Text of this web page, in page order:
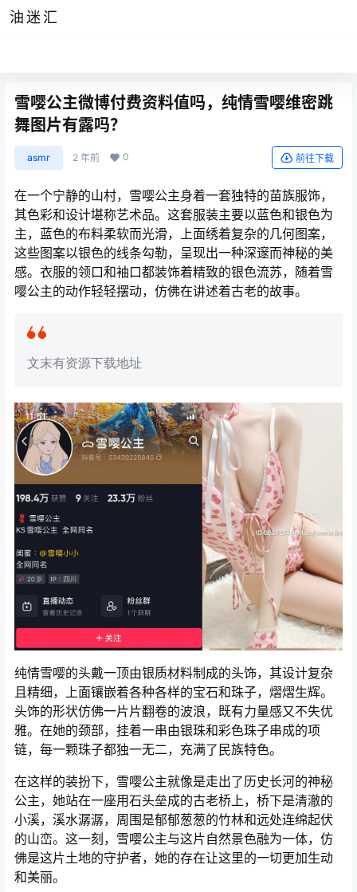
油迷汇
雪嘤公主微博付费资料值吗，纯情雪嘤维密跳
舞图片有露吗？
asmr 2 年前 0 前往下载
在一个宁静的山村，雪嘤公主身着一套独特的苗族服饰，
其色彩和设计堪称艺术品。这套服装主要以蓝色和银色为
主，蓝色的布料柔软而光滑，上面绣着复杂的几何图案，
这些图案以银色的线条勾勒，呈现出一种深邃而神秘的美
感。衣服的领口和袖口都装饰着精致的银色流苏，随着雪
嘤公主的动作轻轻摆动，仿佛在讲述着古老的故事。
文末有资源下载地址
纯情雪嘤的头戴一顶由银质材料制成的头饰，其设计复杂
且精细，上面镶嵌着各种各样的宝石和珠子，熠熠生辉。
头饰的形状仿佛一片片翻卷的波浪，既有力量感又不失优
雅。在她的颈部，挂着一串由银珠和彩色珠子串成的项
链，每一颗珠子都独一无二，充满了民族特色。
在这样的装扮下，雪嘤公主就像是走出了历史长河的神秘
公主，她站在一座用石头垒成的古老桥上，桥下是清澈的
小溪，溪水潺潺，周围是郁郁葱葱的竹林和远处连绵起伏
的山峦。这一刻，雪嘤公主与这片自然景色融为一体，仿
佛是这片土地的守护者，她的存在让这里的一切更加生动
和美丽。